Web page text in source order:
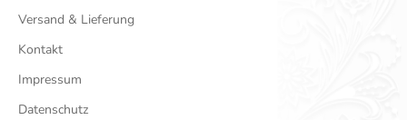
Versand & Lieferung
Kontakt
Impressum
Datenschutz